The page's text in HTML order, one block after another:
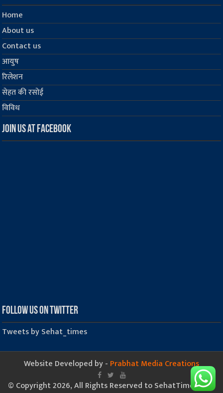
Home
About us
Contact us
आयुष
रिलेशन
सेहत की रसोई
विविध
Join us at Facebook
Follow us on Twitter
Tweets by Sehat_times
Website Developed by - Prabhat Media Creations
© Copyright 2026, All Rights Reserved to SehatTimes.Com